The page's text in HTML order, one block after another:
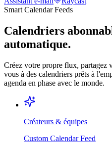
Smart Calendar Feeds
Calendriers
automatique.
Créez votre propre flux, partagez
vous à des calendriers prêts à
agenda en phase avec le monde.
Créateurs & équipes
Custom Calendar Feed